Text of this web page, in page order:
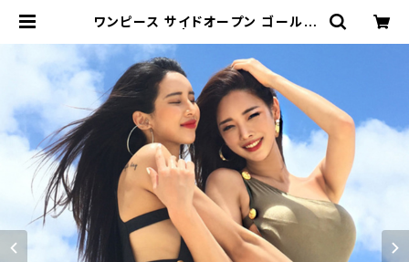
ワンピース サイドオープン ゴールド
勢揃い！全品送料無料です♪